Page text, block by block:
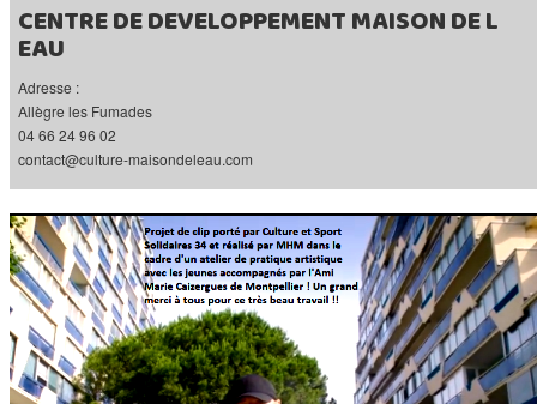
CENTRE DE DEVELOPPEMENT MAISON DE L
EAU
Adresse :
Allègre les Fumades
04 66 24 96 02
contact@culture-maisondeleau.com